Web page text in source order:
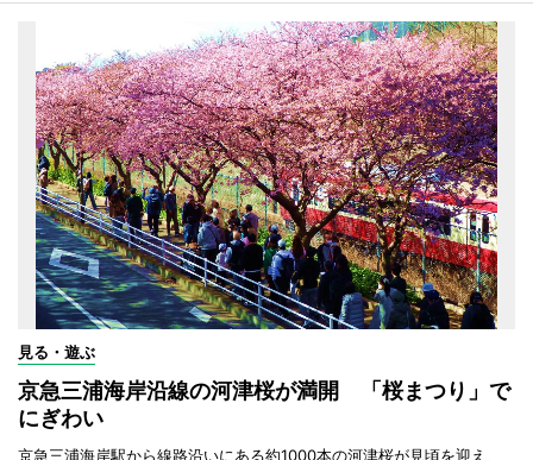
見る・遊ぶ
京急三浦海岸沿線の河津桜が満開 「桜まつり」で
にぎわい
京急三浦海岸駅から線路沿いにある約1000本の河津桜が見頃を迎え、